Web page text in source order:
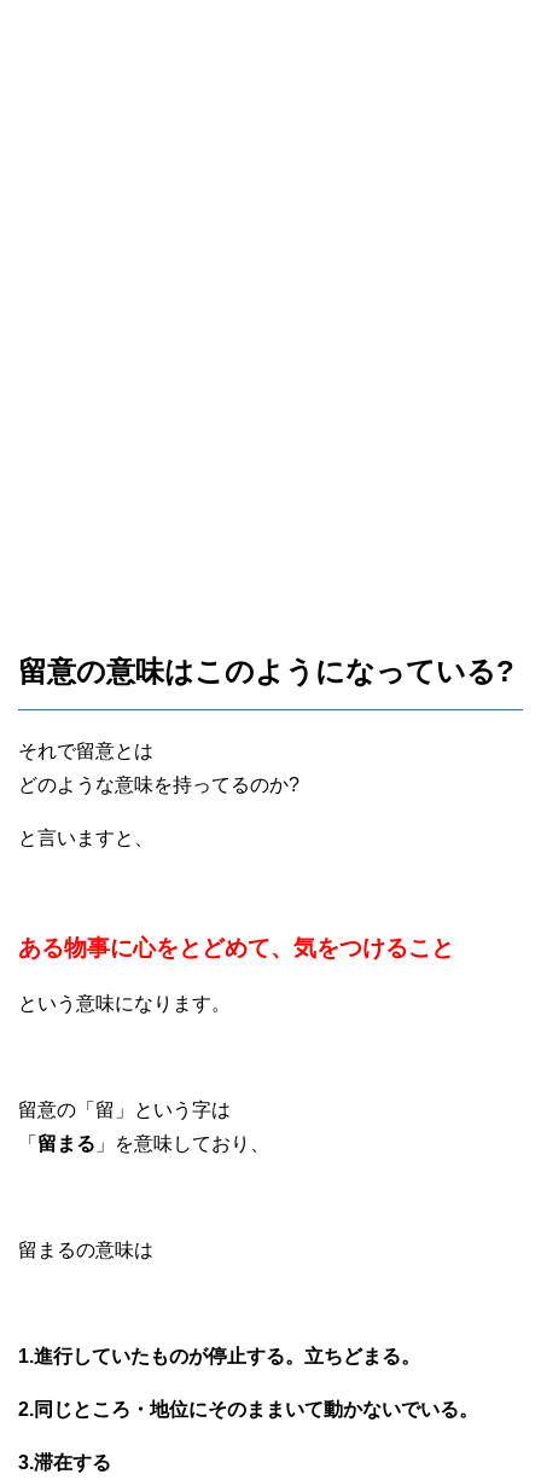
留意の意味はこのようになっている?
それで留意とは
どのような意味を持ってるのか?
と言いますと、
ある物事に心をとどめて、気をつけること
という意味になります。
留意の「留」という字は
「 留まる 」を意味しており、
留まるの意味は
1.進行していたものが停止する。立ちどまる。
2.同じところ・地位にそのままいて動かないでいる。
3.滞在する